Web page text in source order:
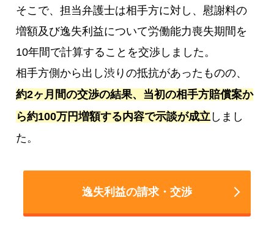
そこで、担当弁護士は相手方に対し、慰謝料の
増額及び逸失利益について労働能力喪失期間を
10年間で計算することを交渉しました。
相手方側から出し渋りの抵抗があったものの、
約2ヶ月間の交渉の結果、当初の相手方賠償案か
ら約100万円増額する内容で示談が成立 しまし
た。
逸失利益の請求・交渉